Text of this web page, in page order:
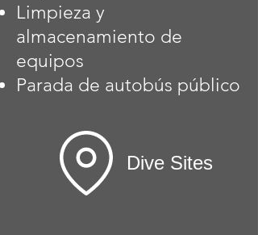
Limpieza y
almacenamiento de
equipos
Parada de autobús público
Dive Sites